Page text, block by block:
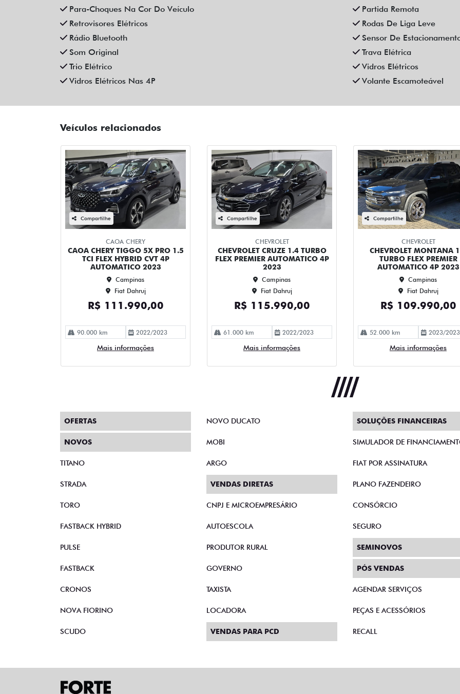
Para-Choques Na Cor Do Veículo
Partida Remota
Retrovisores Elétricos
Rodas De Liga Leve
Rádio Bluetooth
Sensor De
Som Original
Trava Elétrica
Trio Elétrico
Vidros Elétricos
Vidros Elétricos Nas 4P
Volante Escamoteável
Veículos relacionados
Compartilhe
CAOA CHERY
CAOA CHERY TIGGO 5X PRO 1.5
TCI FLEX HYBRID CVT 4P
AUTOMATICO 2023
Campinas
Fiat Dahruj
R$ 111.990,00
90.000 km 2022/2023
Mais informações
Compartilhe
CHEVROLET
CHEVROLET CRUZE 1.4 TURBO
FLEX PREMIER AUTOMATICO 4P
2023
Campinas
Fiat Dahruj
R$ 115.990,00
61.000 km 2022/2023
Mais informações
Compartilhe
CHEVROLET
CHEVROLET MONTANA
TURBO FLEX PREMIER
AUTOMATICO 4P 2023
Campinas
Fiat Dahruj
R$ 109.990,00
52.000 km 2023/2023
Mais informações
OFERTAS
NOVOS
TITANO
STRADA
TORO
FASTBACK HYBRID
PULSE
FASTBACK
CRONOS
NOVA FIORINO
SCUDO
NOVO DUCATO
MOBI
ARGO
VENDAS DIRETAS
CNPJ E MICROEMPRESÁRIO
AUTOESCOLA
PRODUTOR RURAL
GOVERNO
TAXISTA
LOCADORA
VENDAS PARA PCD
SOLUÇÕES FINANCEIRAS
SIMULADOR DE
FIAT POR ASSINATURA
PLANO FAZENDEIRO
CONSÓRCIO
SEGURO
SEMINOVOS
PÓS VENDAS
AGENDAR SERVIÇOS
PEÇAS E ACESSÓRIOS
RECALL